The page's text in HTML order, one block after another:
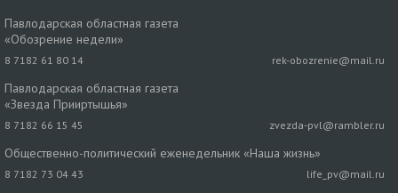
Павлодарская областная газета
«Обозрение недели»
8 7182 61 80 14 rek-obozrenie@mail.ru
Павлодарская областная газета
«Звезда Прииртышья»
8 7182 66 15 45 zvezda-pvl@rambler.ru
Общественно-политический еженедельник «Наша жизнь»
8 7182 73 04 43 life_pv@mail.ru